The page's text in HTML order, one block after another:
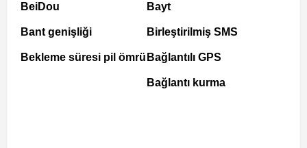
BeiDou
Bant genişliği
Bekleme süresi pil ömrü
Bayt
Birleştirilmiş SMS
Bağlantılı GPS
Bağlantı kurma